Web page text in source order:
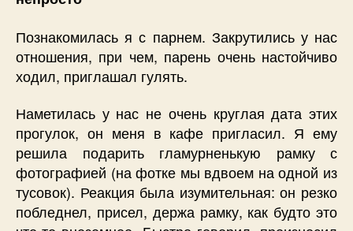
Познакомилась я с парнем. Закрутились у нас
отношения, при чем, парень очень настойчиво
ходил, приглашал гулять.
Наметилась у нас не очень круглая дата этих
прогулок, он меня в кафе пригласил. Я ему
решила подарить гламурненькую рамку с
фотографией (на фотке мы вдвоем на одной из
тусовок). Реакция была изумительная: он резко
побледнел, присел, держа рамку, как будто это